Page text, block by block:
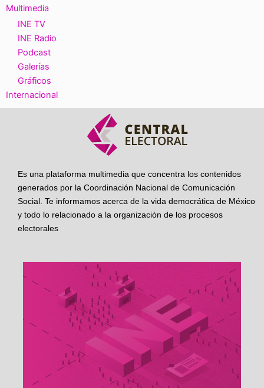
Multimedia
INE TV
INE Radio
Podcast
Galerías
Gráficos
Internacional
Es una plataforma multimedia que concentra los contenidos
generados por la Coordinación Nacional de Comunicación
Social. Te informamos acerca de la vida democrática de México
y todo lo relacionado a la organización de los procesos
electorales